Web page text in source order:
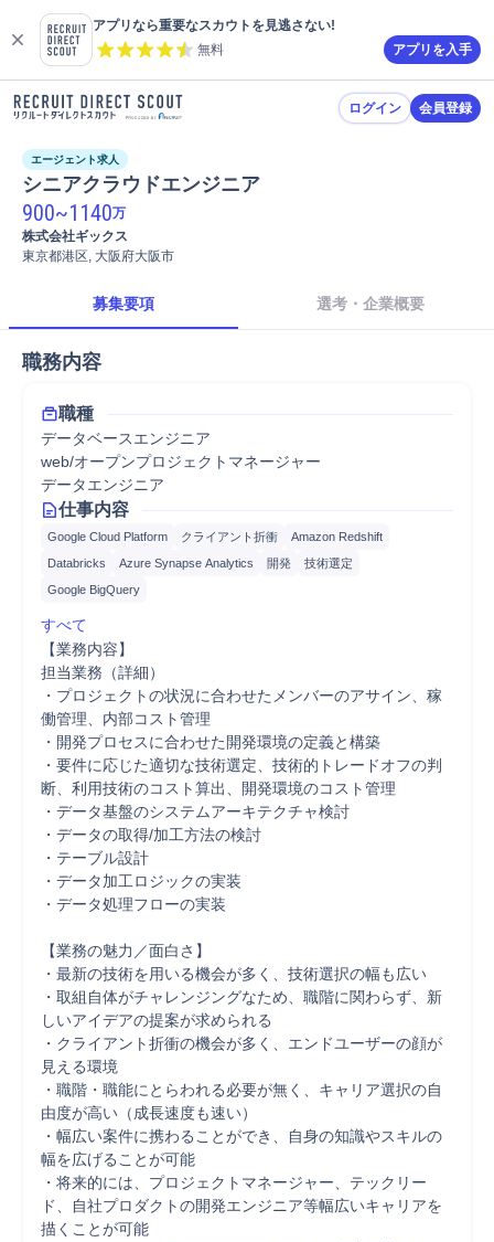
アプリなら重要なスカウトを見逃さない!
無料
アプリを入手
ログイン 会員登録
エージェント求人
シニアクラウドエンジニア
900~1140万
株式会社ギックス
東京都港区, 大阪府大阪市
募集要項 選考・企業概要
職務内容
職種
データベースエンジニア
web/オープンプロジェクトマネージャー
データエンジニア
仕事内容
Google Cloud Platform クライアント折衝
Amazon Redshift
Databricks
Azure Synapse Analytics 開発
技術選定
Google BigQuery
すべて
【業務内容】
担当業務（詳細）
・プロジェクトの状況に合わせたメンバーのアサイン、稼
働管理、内部コスト管理
・開発プロセスに合わせた開発環境の定義と構築
・要件に応じた適切な技術選定、技術的トレードオフの判
断、利用技術のコスト算出、開発環境のコスト管理
・データ基盤のシステムアーキテクチャ検討
・データの取得/加工方法の検討
・テーブル設計
・データ加工ロジックの実装
・データ処理フローの実装
【業務の魅力／面白さ】
・最新の技術を用いる機会が多く、技術選択の幅も広い
・取組自体がチャレンジングなため、職階に関わらず、新
しいアイデアの提案が求められる
・クライアント折衝の機会が多く、エンドユーザーの顔が
見える環境
・職階・職能にとらわれる必要が無く、キャリア選択の自
由度が高い（成長速度も速い）
・幅広い案件に携わることができ、自身の知識やスキルの
幅を広げることが可能
・将来的には、プロジェクトマネージャー、テックリー
ド、自社プロダクトの開発エンジニア等幅広いキャリアを
描くことが可能